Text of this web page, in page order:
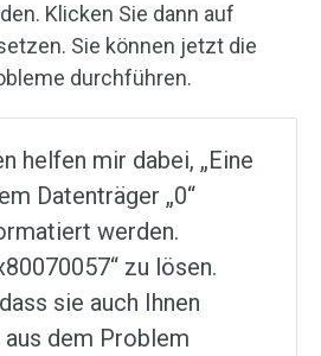
Klicken Sie dann auf
Sie können jetzt die
durchführen.
helfen mir dabei, „Eine
Datenträger „0“
werden.
zu lösen.
sie auch Ihnen
aus dem Problem